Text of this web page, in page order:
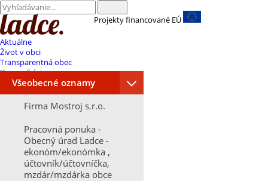
Projekty financované EÚ
Aktuálne
Život v obci
Transparentná obec
Komunikácia
Všeobecné oznamy
Firma Mostroj s.r.o.
Pracovná ponuka -
Obecný úrad Ladce -
ekonóm/ekonómka ,
účtovník/účtovníčka,
mzdár/mzdárka obce